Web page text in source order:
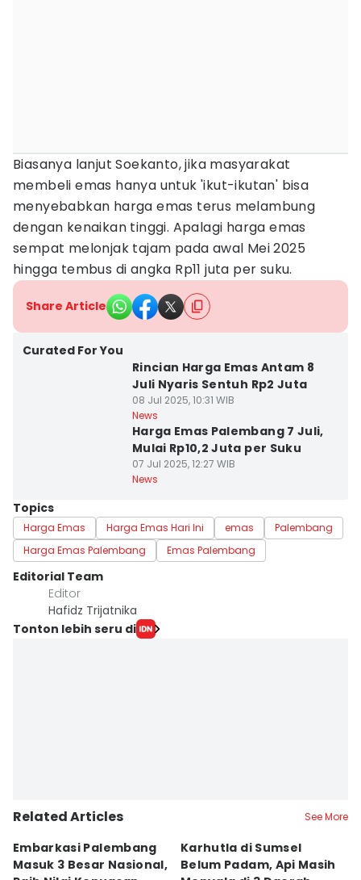
Biasanya lanjut Soekanto, jika masyarakat
membeli emas hanya untuk 'ikut-ikutan' bisa
menyebabkan harga emas terus melambung
dengan kenaikan tinggi. Apalagi harga emas
sempat melonjak tajam pada awal Mei 2025
hingga tembus di angka Rp11 juta per suku.
Share Article
Curated For You
Rincian Harga Emas Antam 8
Juli Nyaris Sentuh Rp2 Juta
08 Jul 2025, 10:31 WIB
News
Harga Emas Palembang 7 Juli,
Mulai Rp10,2 Juta per Suku
07 Jul 2025, 12:27 WIB
News
Topics
Harga Emas Harga Emas Hari Ini emas
Palembang
Harga Emas Palembang
Emas Palembang
Editorial Team
Editor
Hafidz Trijatnika
Tonton lebih seru di
Related Articles See More
Embarkasi Palembang
Masuk 3 Besar Nasional,
Karhutla di Sumsel
Belum Padam, Api Masih